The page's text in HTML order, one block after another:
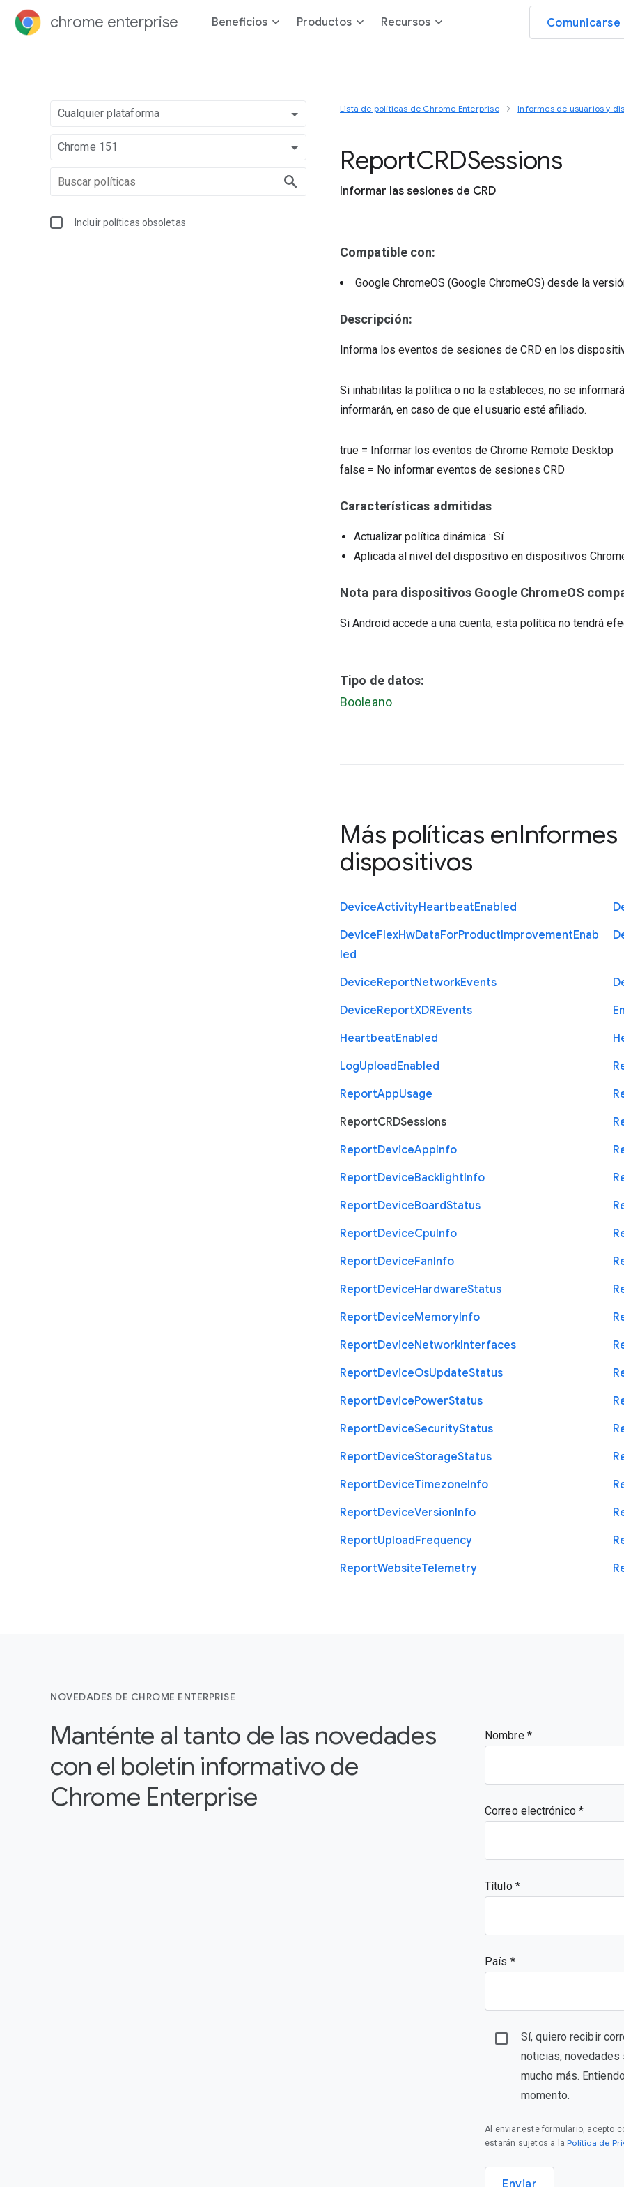
chrome enterprise Beneficios Productos Recursos
Cualquier plataforma
Chrome 151
Incluir políticas obsoletas
Lista de políticas de Chrome Enterprise Informes de usuarios y
ReportCRDSessions
Informar las sesiones de CRD
Compatible con:
Google ChromeOS (Google ChromeOS) desde la
Descripción:
Informa los eventos de sesiones de CRD en los
Si inhabilitas la política o no la estableces, no se
informarán, en caso de que el usuario esté afiliado.
true = Informar los eventos de Chrome Remote Desktop
false = No informar eventos de sesiones CRD
Características admitidas
Actualizar política dinámica : Sí
Aplicada al nivel del dispositivo en dispositivos
Nota para dispositivos Google ChromeOS
Si Android accede a una cuenta, esta política no tendrá
Tipo de datos:
Booleano
Más políticas en
dispositivos
DeviceActivityHeartbeatEnabled
DeviceFlexHwDataForProductImprovementEnab
led
DeviceReportNetworkEvents
DeviceReportXDREvents
HeartbeatEnabled
LogUploadEnabled
ReportAppUsage
ReportCRDSessions
ReportDeviceAppInfo
ReportDeviceBacklightInfo
ReportDeviceBoardStatus
ReportDeviceCpuInfo
ReportDeviceFanInfo
ReportDeviceHardwareStatus
ReportDeviceMemoryInfo
ReportDeviceNetworkInterfaces
ReportDeviceOsUpdateStatus
ReportDevicePowerStatus
ReportDeviceSecurityStatus
ReportDeviceStorageStatus
ReportDeviceTimezoneInfo
ReportDeviceVersionInfo
ReportUploadFrequency
ReportWebsiteTelemetry
NOVEDADES DE CHROME ENTERPRISE
Manténte al tanto de las novedades
con el boletín informativo de
Chrome Enterprise
Nombre
Correo electrónico
Título
País *
Sí, quiero recibir
noticias,
mucho más.
momento.
Al enviar este formulario, acepto
estarán sujetos a la Política de
Enviar